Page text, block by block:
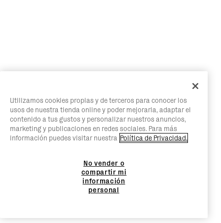
Utilizamos cookies propias y de terceros para conocer los
usos de nuestra tienda online y poder mejorarla, adaptar el
contenido a tus gustos y personalizar nuestros anuncios,
marketing y publicaciones en redes sociales. Para más
información puedes visitar nuestra Política de Privacidad.
No vender o
compartir mi
información
personal